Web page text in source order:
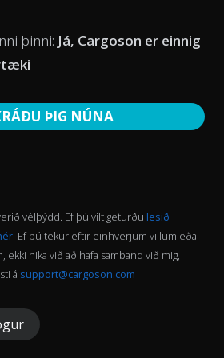
þinni: Já, Cargoson er einnig
ÞIG NÚNA
vélþýdd. Ef þú vilt geturðu lesið
. Ef þú tekur eftir einhverjum villum eða
hika við að hafa samband við mig,
á support@cargoson.com